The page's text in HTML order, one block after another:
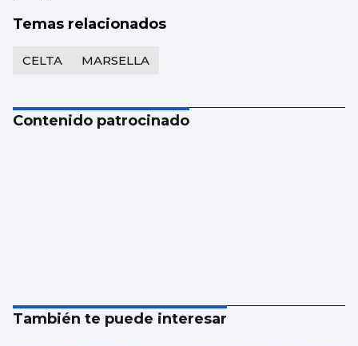
Temas relacionados
CELTA MARSELLA
Contenido patrocinado
También te puede interesar